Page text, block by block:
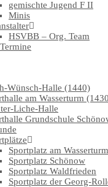
gemischte Jugend F II
Minis
HSVBB – Org. Team
Wünsch-Halle (1440)
am Wasserturm
Liche-Halle
Grundschule
Sportplatz am Wasserturm
Sportplatz Schönow
Sportplatz Waldfrieden
Sportplatz der Georg-